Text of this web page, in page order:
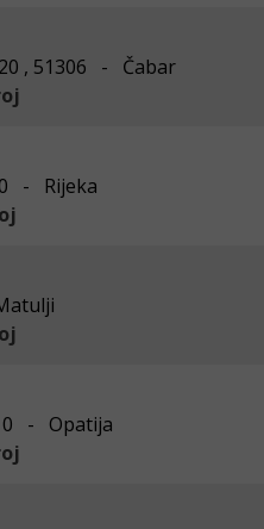
, 51306 - Čabar
- Rijeka
- Opatija